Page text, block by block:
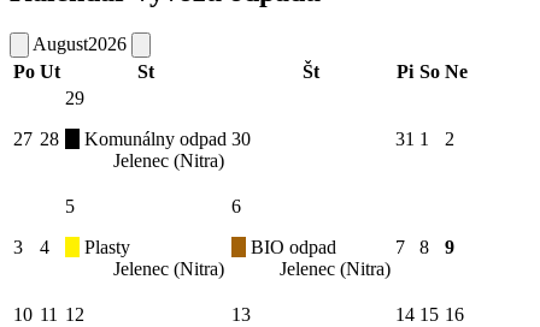
August2026
Po Ut St Št Pi So Ne
27 28
29
Komunálny odpad
Jelenec (Nitra)
30 31 1 2
3 4
5
Plasty
Jelenec (Nitra)
6
BIO odpad
Jelenec (Nitra)
7 8 9
10 11 12 13 14 15 16